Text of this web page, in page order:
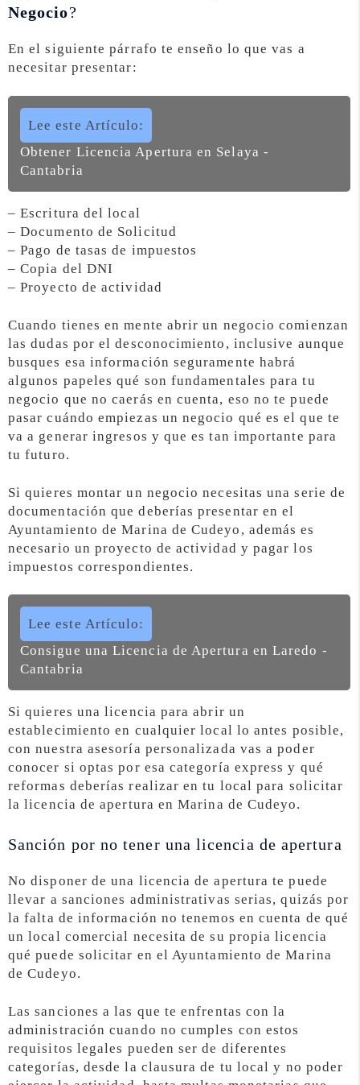
Negocio?
En el siguiente párrafo te enseño lo que vas a
necesitar presentar:
Lee este Artículo:
Obtener Licencia Apertura en Selaya -
Cantabria
– Escritura del local
– Documento de Solicitud
– Pago de tasas de impuestos
– Copia del DNI
– Proyecto de actividad
Cuando tienes en mente abrir un negocio comienzan
las dudas por el desconocimiento, inclusive aunque
busques esa información seguramente habrá
algunos papeles qué son fundamentales para tu
negocio que no caerás en cuenta, eso no te puede
pasar cuándo empiezas un negocio qué es el que te
va a generar ingresos y que es tan importante para
tu futuro.
Si quieres montar un negocio necesitas una serie de
documentación que deberías presentar en el
Ayuntamiento de Marina de Cudeyo, además es
necesario un proyecto de actividad y pagar los
impuestos correspondientes.
Lee este Artículo:
Consigue una Licencia de Apertura en Laredo -
Cantabria
Si quieres una licencia para abrir un
establecimiento en cualquier local lo antes posible,
con nuestra asesoría personalizada vas a poder
conocer si optas por esa categoría express y qué
reformas deberías realizar en tu local para solicitar
la licencia de apertura en Marina de Cudeyo.
Sanción por no tener una licencia de apertura
No disponer de una licencia de apertura te puede
llevar a sanciones administrativas serias, quizás por
la falta de información no tenemos en cuenta de qué
un local comercial necesita de su propia licencia
qué puede solicitar en el Ayuntamiento de Marina
de Cudeyo.
Las sanciones a las que te enfrentas con la
administración cuando no cumples con estos
requisitos legales pueden ser de diferentes
categorías, desde la clausura de tu local y no poder